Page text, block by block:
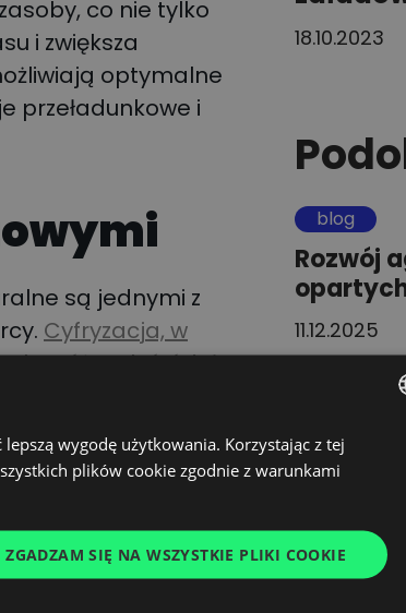
co nie tylko
i zwiększa
optymalne
przeładunkowe i
są jednymi z
Cyfryzacja, w
z różnych źródeł,
między
18.10.2023
blog
Rozwój
11.12.2025
blog
POLISH
UKRAINIAN
wygodę użytkowania. Korzystając z tej
plików cookie zgodnie z warunkami
ZGADZAM SIĘ NA WSZYSTKIE PLIKI COOKIE